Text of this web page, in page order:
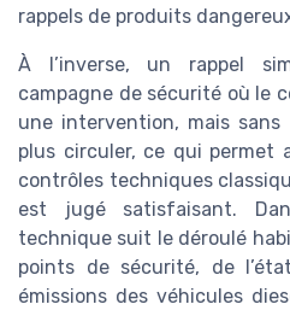
rappels de produits
À l’inverse, un rappel
campagne de sécurité où le
une intervention, mais
plus circuler, ce qui permet
contrôles techniques
est jugé satisfaisant.
technique suit le déroulé
points de sécurité, de
émissions des véhicules